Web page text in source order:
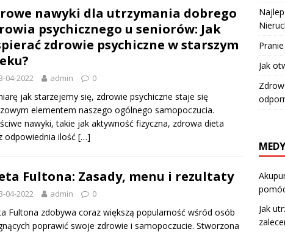
nawyki dla utrzymania dobrego
psychicznego u seniorów: Jak
zdrowie psychiczne w starszym
04-2022 admin 0
jak starzejemy się, zdrowie psychiczne staje się
elementem naszego ogólnego samopoczucia.
nawyki, takie jak aktywność fizyczna, zdrowa dieta
odpowiednia ilość […]
Fultona: Zasady, menu i rezultaty
04-2022 admin 0
Fultona zdobywa coraz większą popularność wśród osób
poprawić swoje zdrowie i samopoczucie. Stworzona
Jak
Jak